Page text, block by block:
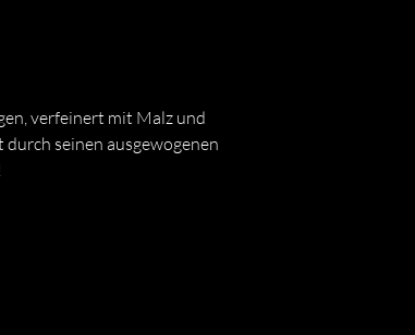
verfeinert mit Malz und
seinen ausgewogenen